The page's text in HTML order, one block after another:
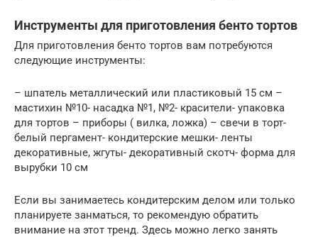
Инструменты для приготовления бенто тортов
Для приготовления бенто тортов вам потребуются
следующие инструменты:
– шпатель металлический или пластиковый 15 см –
мастихин №10- насадка №1, №2- красители- упаковка
для тортов – приборы ( вилка, ложка) – свечи в торт-
белый пергамент- кондитерские мешки- ленты
декоративные, жгуты- декоративный скотч- форма для
вырубки 10 см
Если вы занимаетесь кондитерским делом или только
планируете занматься, то рекомендую обратить
внимание на этот тренд. Здесь можно легко занять